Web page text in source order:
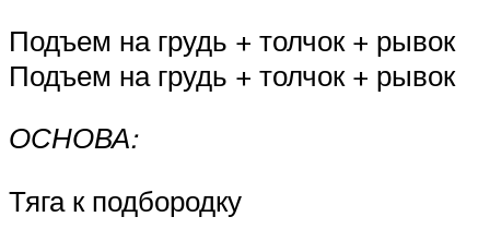
Подъем на грудь + толчок + рывок
Подъем на грудь + толчок + рывок
ОСНОВА:
Тяга к подбородку